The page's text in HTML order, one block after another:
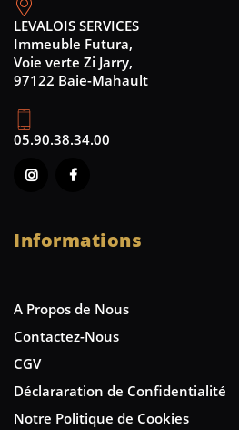
LEVALOIS SERVICES
Immeuble Futura,
Voie verte Zi Jarry,
97122 Baie-Mahault
05.90.38.34.00
Informations
A Propos de Nous
Contactez-Nous
CGV
Déclararation de Confidentialité
Notre Politique de Cookies